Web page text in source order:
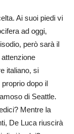
Ai suoi piedi vi
ad oggi,
però sarà il
italiano, si
dopo il
di Seattle.
Mentre la
De Luca riuscirà